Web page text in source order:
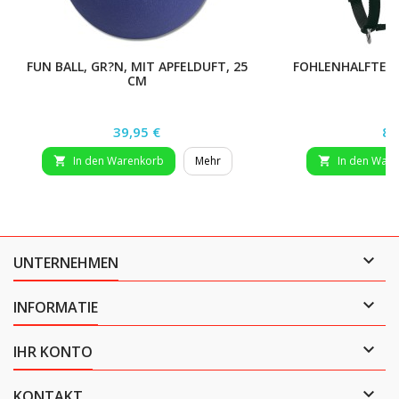
FUN BALL, GR?N, MIT APFELDUFT, 25
CM
Preis
39,95 €
 In den Warenkorb Mehr  In den
UNTERNEHMEN 
INFORMATIE 
IHR KONTO 
